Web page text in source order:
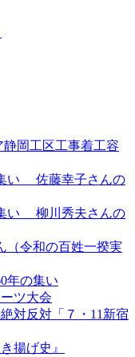
静岡工区工事着工容
い 佐藤幸子さんの
い 柳川秀夫さんの
令和の百姓一揆実
年の集い
ツ大会
対反対「７・11新宿
揚げ史』